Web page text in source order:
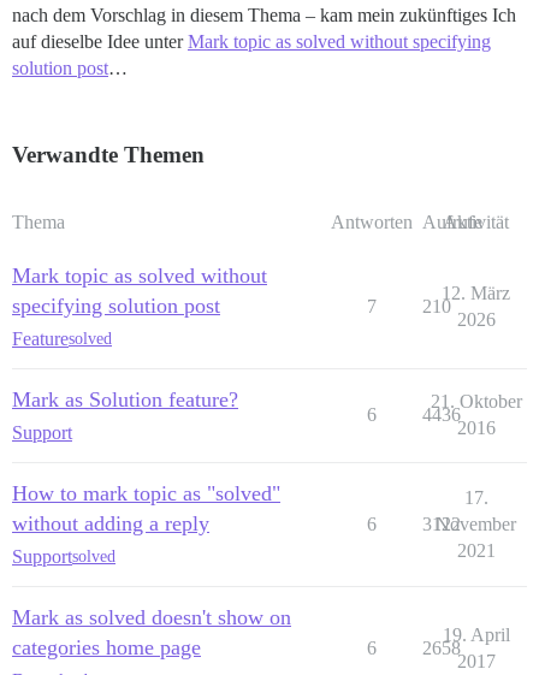
nach dem Vorschlag in diesem Thema – kam mein zukünftiges Ich
auf dieselbe Idee unterMark topic as solved without specifying
solution post…
Verwandte Themen
Thema Antworten Aufrufe
Aktivität
Mark topic as solved without
specifying solution post
Featuresolved
7 210
12. März
2026
Mark as Solution feature?
Support
6 4436
21. Oktober
2016
How to mark topic as "solved"
without adding a reply
Supportsolved
6 3122
17.
November
2021
Mark as solved doesn't show on
categories home page
6 2658
19. April
2017